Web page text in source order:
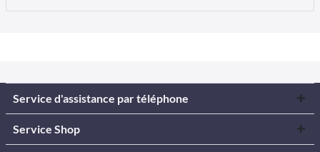
Service d'assistance par téléphone
Service Shop